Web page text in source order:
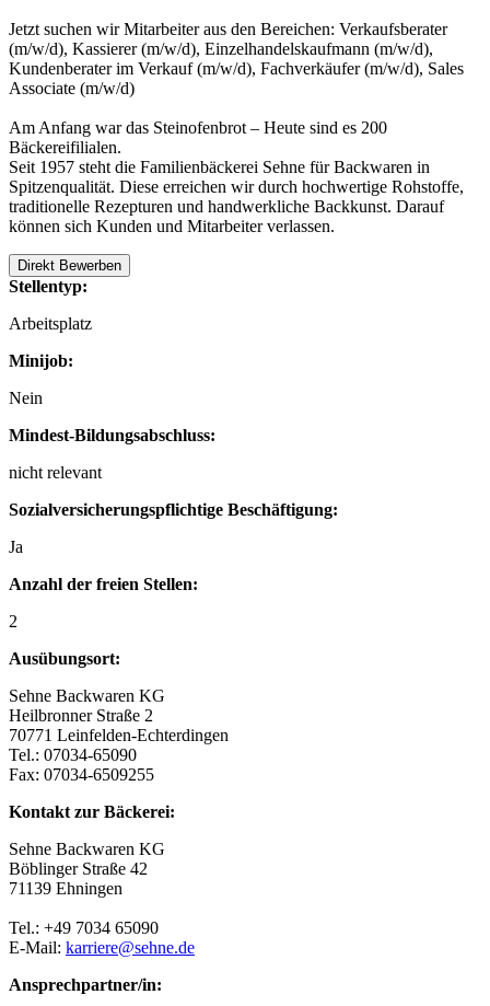
Jetzt suchen wir Mitarbeiter aus den Bereichen: Verkaufsberater
(m/w/d), Kassierer (m/w/d), Einzelhandelskaufmann (m/w/d),
Kundenberater im Verkauf (m/w/d), Fachverkäufer (m/w/d), Sales
Associate (m/w/d)
Am Anfang war das Steinofenbrot – Heute sind es 200
Bäckereifilialen.
Seit 1957 steht die Familienbäckerei Sehne für Backwaren in
Spitzenqualität. Diese erreichen wir durch hochwertige Rohstoffe,
traditionelle Rezepturen und handwerkliche Backkunst. Darauf
können sich Kunden und Mitarbeiter verlassen.
Direkt Bewerben
Stellentyp:
Arbeitsplatz
Minijob:
Nein
Mindest-Bildungsabschluss:
nicht relevant
Sozialversicherungspflichtige Beschäftigung:
Ja
Anzahl der freien Stellen:
2
Ausübungsort:
Sehne Backwaren KG
Heilbronner Straße 2
70771 Leinfelden-Echterdingen
Tel.: 07034-65090
Fax: 07034-6509255
Kontakt zur Bäckerei:
Sehne Backwaren KG
Böblinger Straße 42
71139 Ehningen
Tel.: +49 7034 65090
E-Mail: karriere@sehne.de
Ansprechpartner/in: